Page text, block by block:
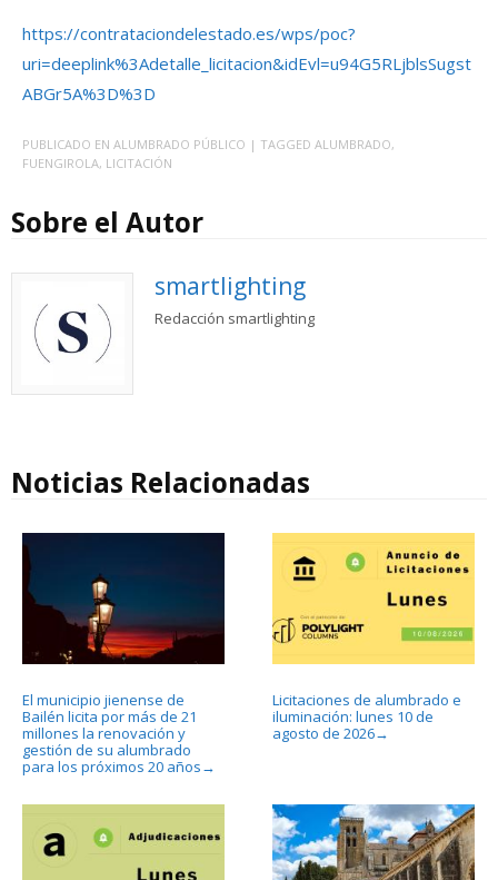
https://contrataciondelestado.es/wps/poc?
uri=deeplink%3Adetalle_licitacion&idEvl=u94G5RLjblsSugst
ABGr5A%3D%3D
PUBLICADO EN ALUMBRADO PÚBLICO | TAGGED ALUMBRADO,
FUENGIROLA, LICITACIÓN
Sobre el Autor
smartlighting
Redacción smartlighting
Noticias Relacionadas
El municipio jienense de
Bailén licita por más de 21
millones la renovación y
gestión de su alumbrado
para los próximos 20 años →
Licitaciones de alumbrado e
iluminación: lunes 10 de
agosto de 2026→